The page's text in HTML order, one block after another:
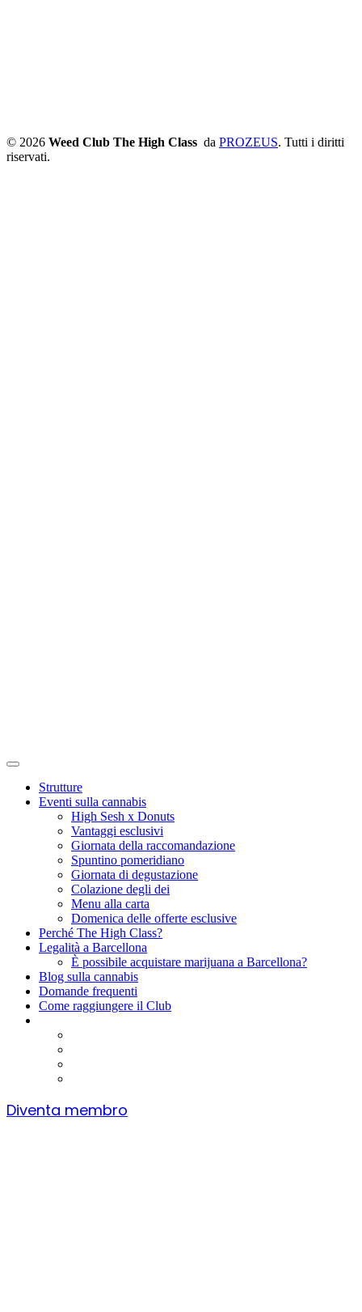
© 2026 Weed Club The High Class da PROZEUS. Tutti i diritti
riservati.
Strutture
Eventi sulla cannabis
High Sesh x Donuts
Vantaggi esclusivi
Giornata della raccomandazione
Spuntino pomeridiano
Giornata di degustazione
Colazione degli dei
Menu alla carta
Domenica delle offerte esclusive
Perché The High Class?
Legalità a Barcellona
È possibile acquistare marijuana a Barcellona?
Blog sulla cannabis
Domande frequenti
Come raggiungere il Club
Diventa membro